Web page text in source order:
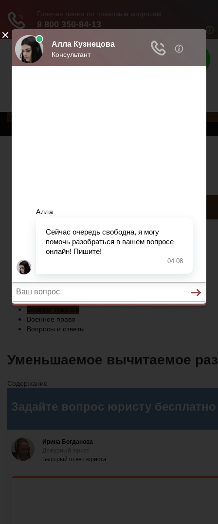
Права граждан
Возврат товаров
Военное право
Вопросы и ответы
Главная
Трудовое право
Предпринимательское право
Военное право
Вопросы и ответы
Уменьшаемое вычитаемое
Содержание